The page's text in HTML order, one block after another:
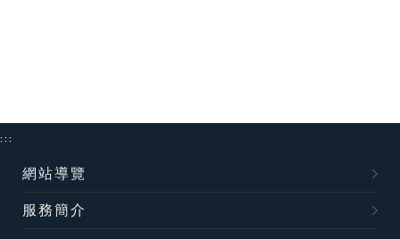
:::
網站導覽
服務簡介